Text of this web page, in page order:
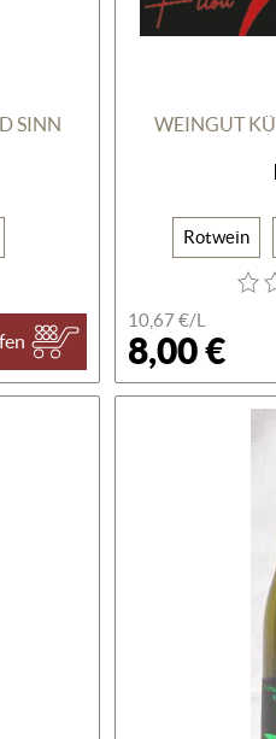
SINN WEINGUT
Rotwein
10,67 €/L
8,00 €